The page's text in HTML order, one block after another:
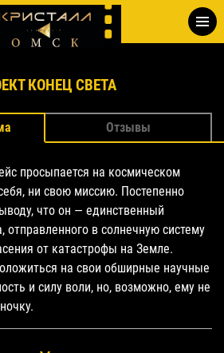
КОНЕЦ СВЕТА
Отзывы
просыпается на космическом
ни свою миссию. Постепенно
что он — единственный
в солнечную систему
от катастрофы на Земле.
на свои обширные научные
и силу воли, но, возможно, ему не